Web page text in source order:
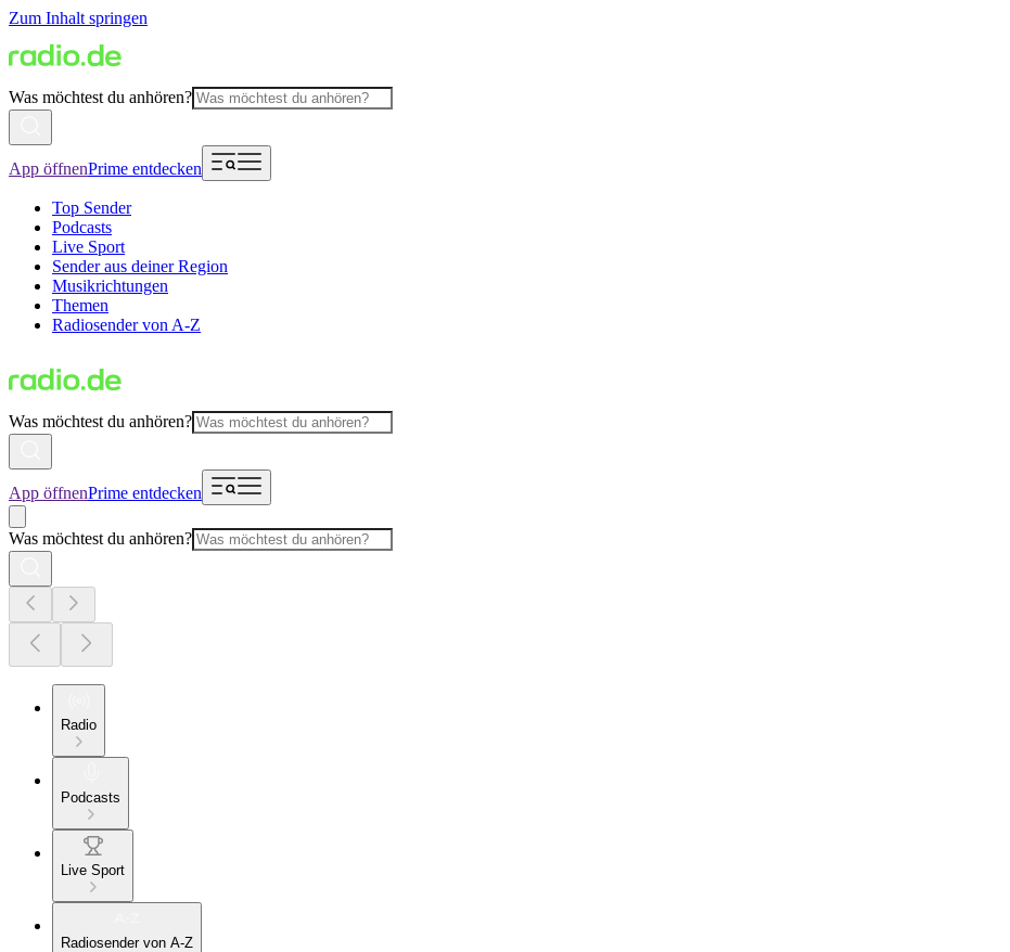
Zum Inhalt springen
Was möchtest du anhören?
App öffnenPrime entdecken
Top Sender
Podcasts
Live Sport
Sender aus deiner Region
Musikrichtungen
Themen
Radiosender von A-Z
Was möchtest du anhören?
App öffnenPrime entdecken
Was möchtest du anhören?
Radio
Podcasts
Live Sport
Radiosender von A-Z